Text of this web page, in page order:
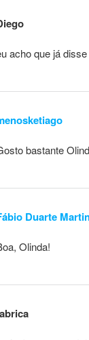
acho que já
bastante
Duarte
Olinda!